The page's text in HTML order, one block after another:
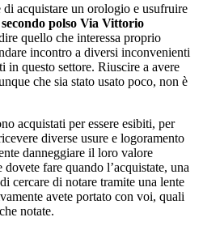
acquistare un orologio e usufruire
polso Via Vittorio
quello che interessa proprio
incontro a diversi inconvenienti
in questo settore. Riuscire a avere
che sia stato usato poco, non è
acquistati per essere esibiti, per
diverse usure e logoramento
danneggiare il loro valore
fare quando l’acquistate, una
cercare di notare tramite una lente
avete portato con voi, quali
notate.